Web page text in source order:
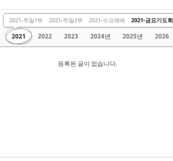
주일 2부 금요 말씀 2013 2014 2015 2016
2021
2021-주일1부 2021-주일2부 2021-수요예배 2021-금요기도회
2022 2023 2024년 2025년 2026
등록된 글이 없습니다.